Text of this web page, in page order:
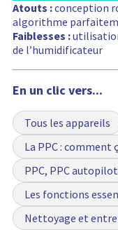
Atouts :conception
algorithme
Faiblesses :
de l’humidificateur
En un clic vers...
Tous les appareils
La PPC : comment
PPC, PPC
Les fonctions
Nettoyage et